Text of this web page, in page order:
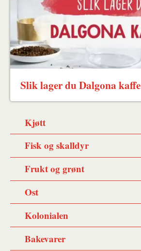
Slik lager du Dalgona kaffe
Kjøtt
Fisk og skalldyr
Frukt og grønt
Ost
Kolonialen
Bakevarer